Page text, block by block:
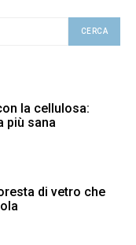
CERCA
la cellulosa:
più sana
di vetro che